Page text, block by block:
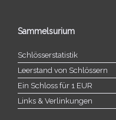
Sammelsurium
Schlösserstatistik
Leerstand von Schlössern
Ein Schloss für 1 EUR
Links & Verlinkungen